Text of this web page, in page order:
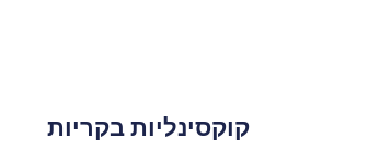
קוקסינליות בקריות